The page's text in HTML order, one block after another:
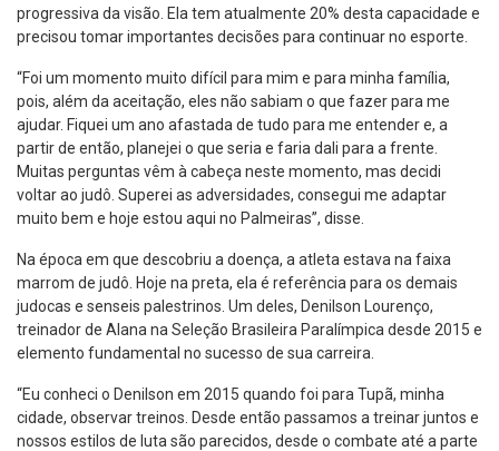
progressiva da visão. Ela tem atualmente 20% desta capacidade e
precisou tomar importantes decisões para continuar no esporte.
“Foi um momento muito difícil para mim e para minha família,
pois, além da aceitação, eles não sabiam o que fazer para me
ajudar. Fiquei um ano afastada de tudo para me entender e, a
partir de então, planejei o que seria e faria dali para a frente.
Muitas perguntas vêm à cabeça neste momento, mas decidi
voltar ao judô. Superei as adversidades, consegui me adaptar
muito bem e hoje estou aqui no Palmeiras”, disse.
Na época em que descobriu a doença, a atleta estava na faixa
marrom de judô. Hoje na preta, ela é referência para os demais
judocas e senseis palestrinos. Um deles, Denilson Lourenço,
treinador de Alana na Seleção Brasileira Paralímpica desde 2015 e
elemento fundamental no sucesso de sua carreira.
“Eu conheci o Denilson em 2015 quando foi para Tupã, minha
cidade, observar treinos. Desde então passamos a treinar juntos e
nossos estilos de luta são parecidos, desde o combate até a parte